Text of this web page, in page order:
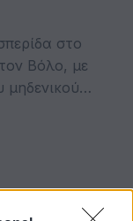
στο
Βόλο, με